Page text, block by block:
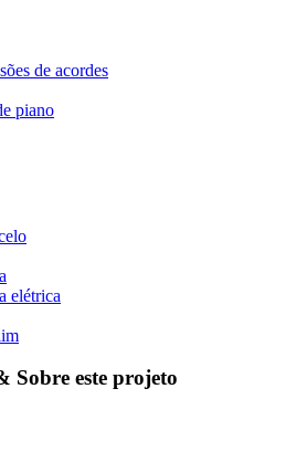
de acordes
piano
elétrica
Sobre este projeto